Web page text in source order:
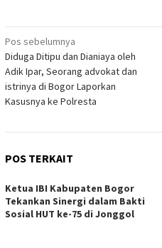
Navigasi
pos
Pos sebelumnya
Diduga Ditipu dan Dianiaya oleh
Adik Ipar, Seorang advokat dan
istrinya di Bogor Laporkan
Kasusnya ke Polresta
POS TERKAIT
Ketua IBI Kabupaten Bogor
Tekankan Sinergi dalam Bakti
Sosial HUT ke-75 di Jonggol